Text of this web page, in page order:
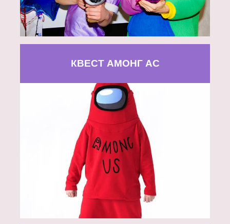
КВЕСТ АМОНГ АС